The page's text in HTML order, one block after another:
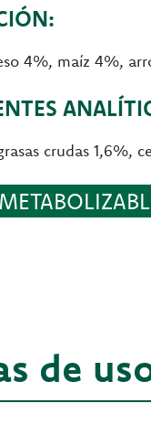
4%, maíz 4%,
crudas 1,6%,
de